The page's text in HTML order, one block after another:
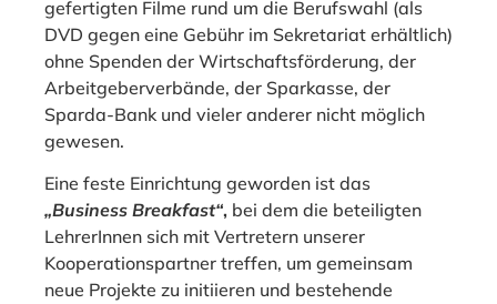
gefertigten Filme rund um die Berufswahl (als
DVD gegen eine Gebühr im Sekretariat erhältlich)
ohne Spenden der Wirtschaftsförderung, der
Arbeitgeberverbände, der Sparkasse, der
Sparda-Bank und vieler anderer nicht möglich
gewesen.
Eine feste Einrichtung geworden ist das
„Business Breakfast“, bei dem die beteiligten
LehrerInnen sich mit Vertretern unserer
Kooperationspartner treffen, um gemeinsam
neue Projekte zu initiieren und bestehende